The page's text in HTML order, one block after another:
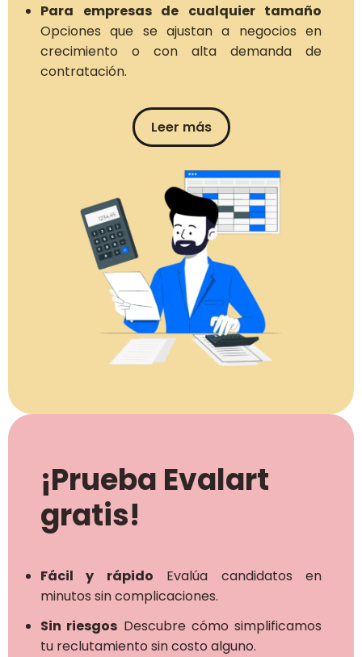
Para empresas de cualquier tamaño
Opciones que se ajustan a negocios en
crecimiento o con alta demanda de
contratación.
Leer más
¡Prueba Evalart
gratis!
Fácil y rápido Evalúa candidatos en
minutos sin complicaciones.
Sin riesgos Descubre cómo simplificamos
tu reclutamiento sin costo alguno.